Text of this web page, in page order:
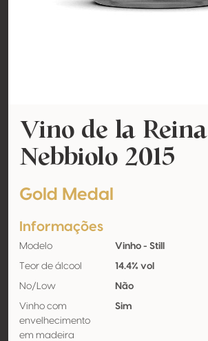
Vino de la Reina
Nebbiolo 2015
Gold Medal
Informações
Modelo Vinho - Still
Teor de álcool 14.4% vol
No/Low Não
Vinho com
envelhecimento
em madeira
Sim